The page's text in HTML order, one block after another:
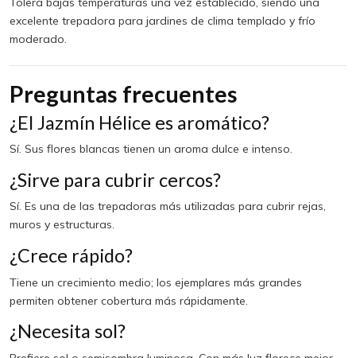
excelente trepadora para jardines de clima templado y frío
moderado.
Preguntas frecuentes
¿El Jazmín Hélice es aromático?
Sí. Sus flores blancas tienen un aroma dulce e intenso.
¿Sirve para cubrir cercos?
Sí. Es una de las trepadoras más utilizadas para cubrir rejas,
muros y estructuras.
¿Crece rápido?
Tiene un crecimiento medio; los ejemplares más grandes
permiten obtener cobertura más rápidamente.
¿Necesita sol?